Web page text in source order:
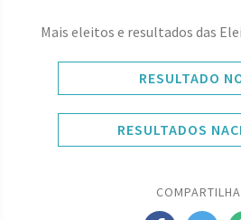
Mais eleitos e resultados das
RESULTADO
RESULTADOS